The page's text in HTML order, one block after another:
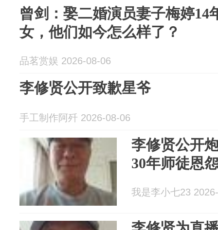
曾剑：娶二婚演员妻子梅婷14
女，他们如今怎么样了？
品茗赏娱 2026-08-06
李修贤公开致歉星爷
手工制作阿歼 2026-08-06
李修贤公开
30年师徒恩
我是李小七23